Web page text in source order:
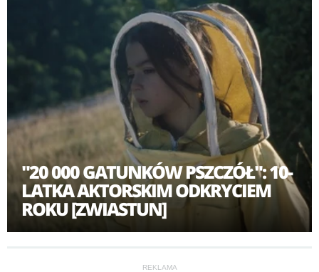
"20 000 GATUNKÓW PSZCZÓŁ": 10-
LATKA AKTORSKIM ODKRYCIEM
ROKU [ZWIASTUN]
REKLAMA